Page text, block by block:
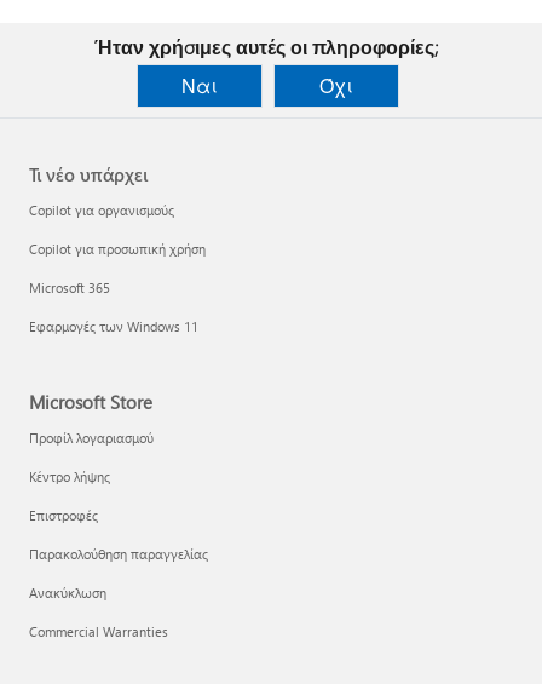
Ήταν χρήσιμες αυτές οι πληροφορίες;
Ναι
Όχι
Τι νέο υπάρχει
Copilot για οργανισμούς
Copilot για προσωπική χρήση
Microsoft 365
Εφαρμογές των Windows 11
Microsoft Store
Προφίλ λογαριασμού
Κέντρο λήψης
Επιστροφές
Παρακολούθηση παραγγελίας
Ανακύκλωση
Commercial Warranties